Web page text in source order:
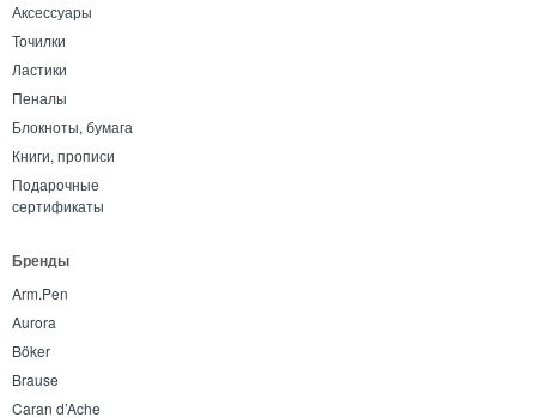
Аксессуары
Точилки
Ластики
Пеналы
Блокноты, бумага
Книги, прописи
Подарочные
сертификаты
Бренды
Arm.Pen
Aurora
Böker
Brause
Caran d’Ache